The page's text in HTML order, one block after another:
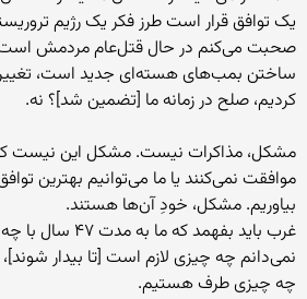
یک توافق قرار است طرز فکر یک رژیم
صحبت می‌کنم در حال قتل‌عام مردمش است
ساختن بمب‌های هسته‌ای جدید است،
کردیم، صلح در زمانه ما [تضمین شد]؟ نه.
مشکل، مذاکرات نیست. مشکل این نیست که
موافقت نمی‌کنند یا ما می‌توانیم بهترین
بیاوریم. مشکل، خودِ آن‌ها هستند.
غرب باید بفهمد
نمی‌دانم چه چیزی لازم است [تا بیدار شوند]،
چه چیزی طرف هستیم.